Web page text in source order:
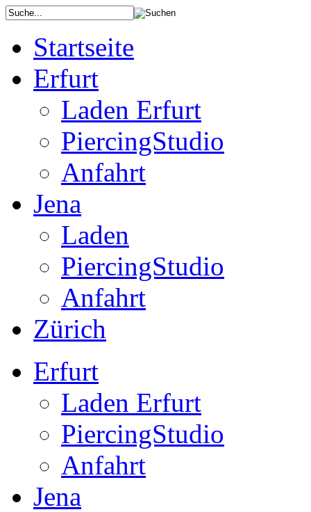
Startseite
Erfurt
Laden Erfurt
PiercingStudio
Anfahrt
Jena
Laden
PiercingStudio
Anfahrt
Zürich
Erfurt
Laden Erfurt
PiercingStudio
Anfahrt
Jena